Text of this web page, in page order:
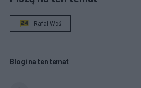
Rafał Woś
Blogi na ten temat